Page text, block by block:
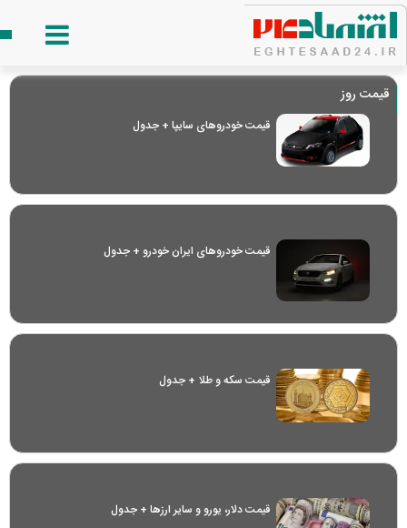
قیمت روز
قیمت خودرو‌های سایپا + جدول
قیمت خودرو‌های ایران خودرو + جدول
قیمت سکه و طلا + جدول
قیمت دلار، یورو و سایر ارز‌ها + جدول